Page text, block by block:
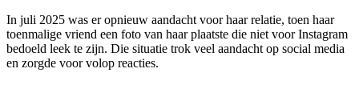
In juli 2025 was er opnieuw aandacht voor haar relatie, toen haar
toenmalige vriend een foto van haar plaatste die niet voor Instagram
bedoeld leek te zijn. Die situatie trok veel aandacht op social media
en zorgde voor volop reacties.